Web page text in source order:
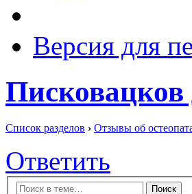
Версия для
Список разделов › Отзывы об
Ответить